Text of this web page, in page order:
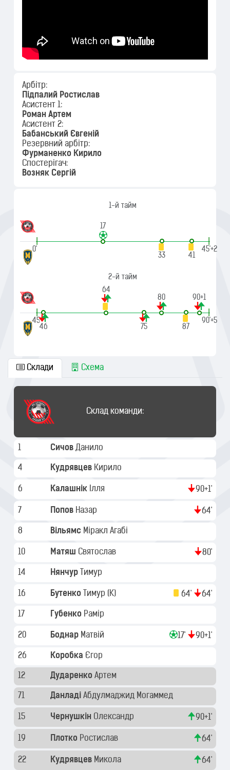
Арбітр:
Підпалий Ростислав
Асистент 1:
Роман Артем
Асистент 2:
Бабанський Євгеній
Резервний арбітр:
Фурманенко Кирило
Спостерігач:
Возняк Сергій
1-й тайм
17
|
0'
33
41
|
45'+2
2-й тайм
64
80
90+1
|
45'
46
75 87
|
90'+5
Склади Схема
Склад команди:
1 Сичов Данило
4 Кудрявцев Кирило
6 Калашнік Ілля 90+1'
7 Попов Назар 64'
8 Вільямс Міракл Агабі
10 Матяш Святослав 80'
14 Нянчур Тимур
16 Бутенко Тимур (K) 64' 64'
17 Губенко Рамір
20 Боднар Матвій 17' 90+1'
26 Коробка Єгор
12 Дударенко Артем
71 Данладі Абдулмаджид Могаммед
15 Чернушкін Олександр 90+1'
19 Плотко Ростислав 64'
22 Кудрявцев Микола 64'